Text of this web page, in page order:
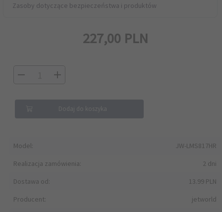
Zasoby dotyczące bezpieczeństwa i produktów
Model:
JW-LMS817HR
Realizacja zamówienia:
2 dni
Dostawa od:
13.99 PLN
Producent:
jetworld
227,00 PLN
Dodaj do koszyka